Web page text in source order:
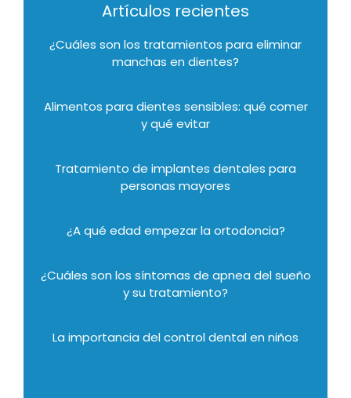
Artículos recientes
¿Cuáles son los tratamientos para eliminar
manchas en dientes?
Alimentos para dientes sensibles: qué comer
y qué evitar
Tratamiento de implantes dentales para
personas mayores
¿A qué edad empezar la ortodoncia?
¿Cuáles son los síntomas de apnea del sueño
y su tratamiento?
La importancia del control dental en niños